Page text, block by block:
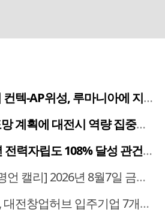
위성, 루마니아에 지상국 시스템 전수
계획에 대전시 역량 집중해야
립도 108% 달성 관건은 '주민 수용성'
캘리] 2026년 8월7일 금요일
창업허브 입주기업 7개사 모집